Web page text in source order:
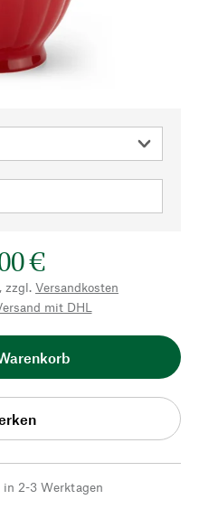
€
zzgl. Versandkosten
mit DHL
in 2-3 Werktagen